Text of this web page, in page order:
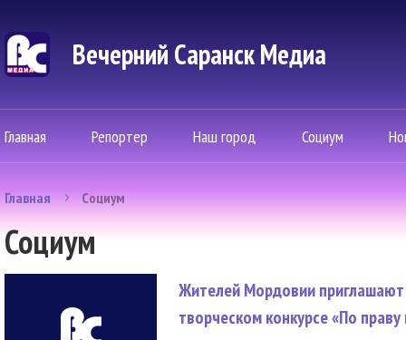
Вечерний Саранск Mедиа
Главная Репортер Наш город Социум
Главная Социум
Социум
Жителей Мордовии приглашают
творческом конкурсе «По